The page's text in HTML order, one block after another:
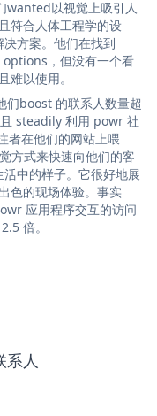
wanted以视觉上吸引人
符合人体工程学的设
方案。他们在找到
，但没有一个看
难以使用。
boost 的联系人数量超
steadily 利用 powr 社
者在他们的网站上喂
方式来快速向他们的客
中的样子。它很好地展
色的现场体验。事实
应用程序交互的访问
倍。
系人